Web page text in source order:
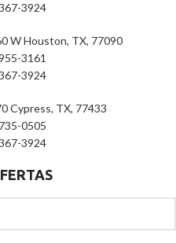
3924
W Houston, TX, 77090
3161
3924
Cypress, TX, 77433
0505
3924